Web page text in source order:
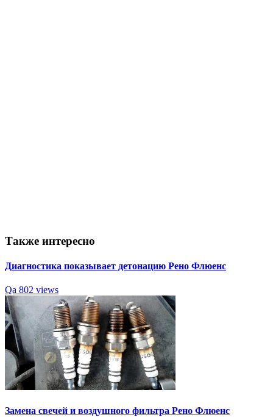
Также интересно
Диагностика показывает детонацию Рено Флюенс
Qa 802 views
Замена свечей и воздушного фильтра Рено Флюенс